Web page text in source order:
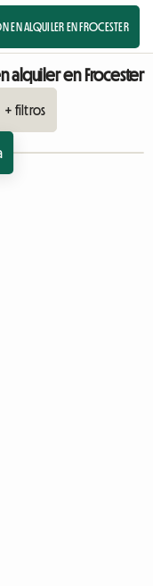
EN ALQUILER EN FROCESTER
alquiler en Frocester
+ filtros